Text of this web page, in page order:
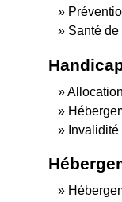
Santé
Invalidité